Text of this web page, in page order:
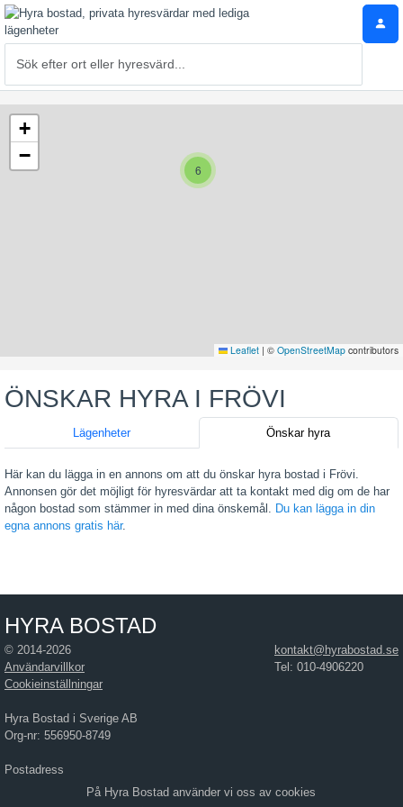
6
+
−
Leaflet | © OpenStreetMap contributors
ÖNSKAR HYRA I FRÖVI
Lägenheter Önskar hyra
Här kan du lägga in en annons om att du önskar hyra bostad i Frövi.
Annonsen gör det möjligt för hyresvärdar att ta kontakt med dig om de har
någon bostad som stämmer in med dina önskemål. Du kan lägga in din
egna annons gratis här.
HYRA BOSTAD
kontakt@hyrabostad.se
Tel: 010-4906220
© 2014-2026
Användarvillkor
Cookieinställningar
Hyra Bostad i Sverige AB
Org-nr: 556950-8749
Postadress
Hyra Bostad i Sverige ABPå Hyra Bostad använder vi oss av cookies